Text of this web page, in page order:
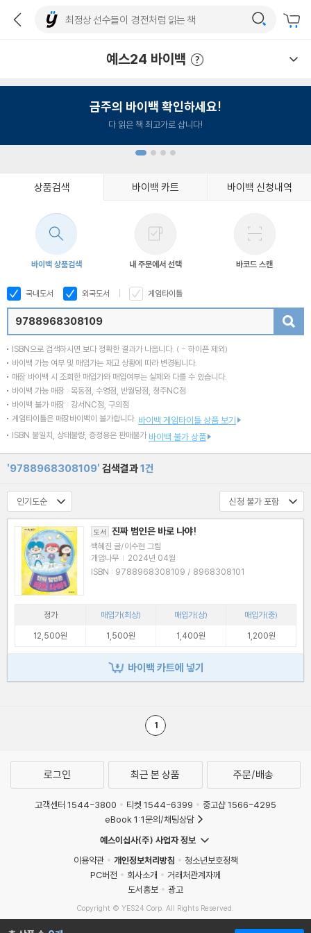
예스24 바이백
금주의 바이백 확인하세요!
다 읽은 책 최고가로 삽니다!
상품검색 바이백 카트 바이백 신청내역
바이백 상품검색 내 주문에서 선택 바코드 스캔
국내도서 외국도서 게임타이틀
ISBN으로 검색하시면 보다 정확한 결과가 나옵니다. ( - 하이픈 제외)
바이백 가능 여부 및 매입가는 재고 상황에 따라 변경됩니다.
매장 바이백 시 조회한 매입가와 매입여부는 실제와 다를 수 있습니다.
바이백 가능 매장 : 목동점, 수영점, 반월당점, 청주NC점
바이백 불가 매장 : 강서NC점, 구의점
게임타이틀은 매장바이백이 불가합니다. 바이백 게임타이틀 상품 보기
ISBN 불일치, 상태불량, 증정용은 판매불가 바이백 불가 상품
'9788968308109' 검색결과1건
도서 진짜 범인은 바로 나야!
백혜진 글/이수현 그림
개암나무 | 2024년 04월
ISBN : 9788968308109 / 8968308101
정가 매입가(최상) 매입가(상)
매입가(중)
12,500원
1,500원 1,400원 1,200원
바이백 카트에 넣기
1
로그인 최근 본 상품 주문/배송
고객센터 1544-3800 티켓 1544-6399
중고샵 1566-4295
eBook 1:1문의/채팅상담
예스이십사(주) 사업자 정보
이용약관
개인정보처리방침
청소년보호정책
PC버전
회사소개
거래처관계자께
도서홍보
광고
Copyright © YES24 Corp. All Rights Reserved.
MATOM14